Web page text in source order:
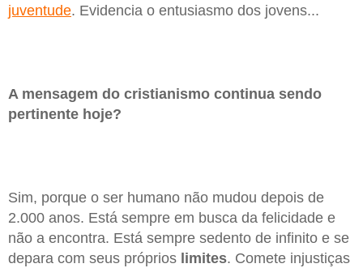
juventude. Evidencia o entusiasmo dos jovens...
A mensagem do cristianismo continua sendo
pertinente hoje?
Sim, porque o ser humano não mudou depois de
2.000 anos. Está sempre em busca da felicidade e
não a encontra. Está sempre sedento de infinito e se
depara com seus próprios limites. Comete injustiças